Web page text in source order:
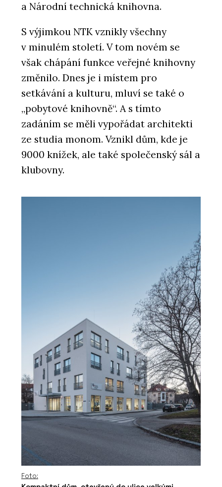
a Národní technická knihovna.
S výjimkou NTK vznikly všechny
v minulém století. V tom novém se
však chápání funkce veřejné knihovny
změnilo. Dnes je i místem pro
setkávání a kulturu, mluví se také o
„pobytové knihovně“. A s tímto
zadáním se měli vypořádat architekti
ze studia monom. Vznikl dům, kde je
9000 knížek, ale také společenský sál a
klubovny.
Foto: